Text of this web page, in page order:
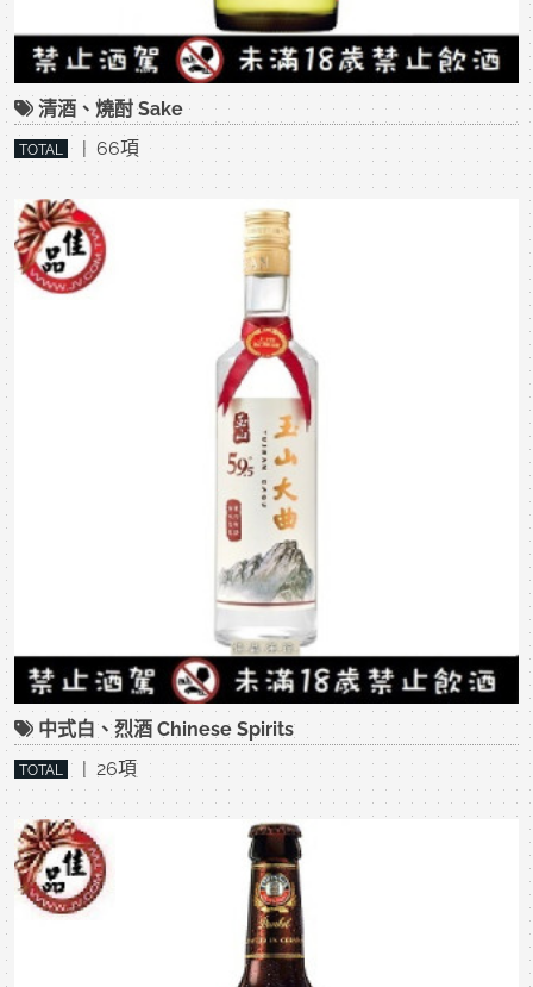
清酒、燒酎 Sake
TOTAL | 66項
中式白、烈酒 Chinese Spirits
TOTAL | 26項